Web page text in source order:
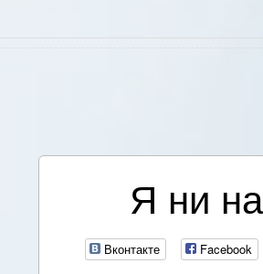
Я ни
Вконтакте Facebook